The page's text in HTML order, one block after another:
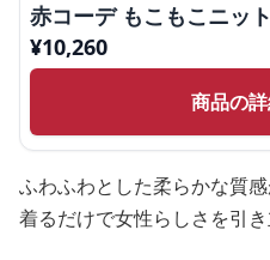
赤コーデ もこもこニッ
¥10,260
商品の
ふわふわとした柔らかな質
着るだけで女性らしさを引き